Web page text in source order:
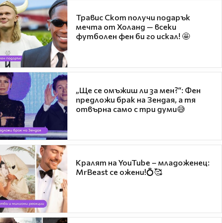
Травис Скот получи подарък
мечта от Холанд — всеки
футболен фен би го искал! 🤩
„Ще се омъжиш ли за мен?“: Фен
предложи брак на Зендая, а тя
отвърна само с три думи😅
Кралят на YouTube – младоженец:
MrBeast се ожени!💍🥰